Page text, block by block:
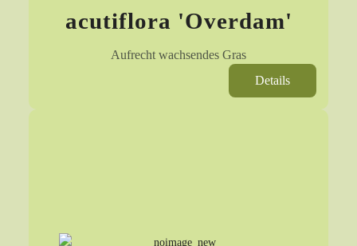
acutiflora 'Overdam'
Aufrecht wachsendes Gras
Details